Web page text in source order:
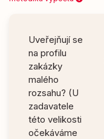
Uveřejňují se
na profilu
zakázky
malého
rozsahu? (U
zadavatele
této velikosti
očekáváme